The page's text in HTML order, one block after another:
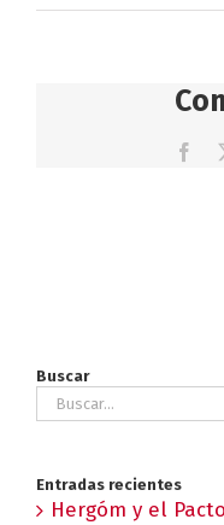
Buscar
Buscar:
Entradas recientes
Hergóm y el